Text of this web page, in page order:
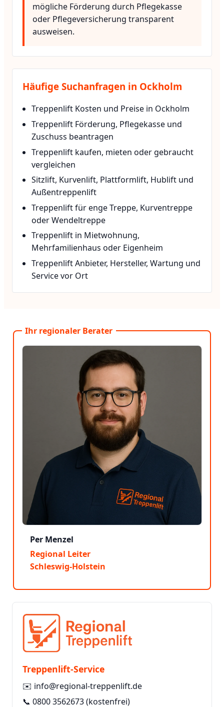
mögliche Förderung durch Pflegekasse
oder Pflegeversicherung transparent
ausweisen.
Häufige Suchanfragen in Ockholm
Treppenlift Kosten und Preise in Ockholm
Treppenlift Förderung, Pflegekasse und
Zuschuss beantragen
Treppenlift kaufen, mieten oder gebraucht
vergleichen
Sitzlift, Kurvenlift, Plattformlift, Hublift und
Außentreppenlift
Treppenlift für enge Treppe, Kurventreppe
oder Wendeltreppe
Treppenlift in Mietwohnung,
Mehrfamilienhaus oder Eigenheim
Treppenlift Anbieter, Hersteller, Wartung und
Service vor Ort
Ihr regionaler Berater
Per Menzel
Regional Leiter
Schleswig-Holstein
Treppenlift-Service
✉️ info@regional-treppenlift.de
📞 0800 3562673(kostenfrei)